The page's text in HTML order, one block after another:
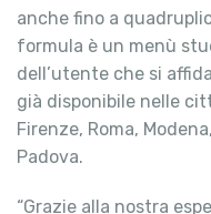
anche fino a
formula è un menù
dell’utente che si
già disponibile nelle
Firenze, Roma,
Padova.
“Grazie alla nostra